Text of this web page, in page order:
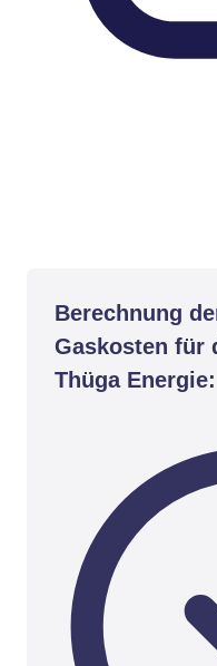
Berechnung
Gaskosten für
Thüga Energie: